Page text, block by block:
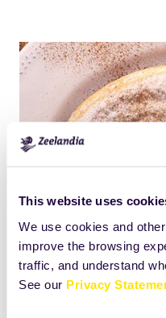
This website uses
We use cookies and
improve the browsing
traffic, and understand
See our Privacy